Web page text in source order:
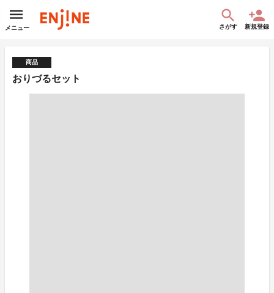
メニュー さがす 新規登録
商品
おりづるセット